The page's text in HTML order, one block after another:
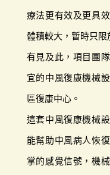
療法更有效及更具
體積較大，暫時只限
有見及此，項目團
宜的中風復康機械
區復康中心。
這套中風復康機械
能幫助中風病人恢
掌的感覺信號，機